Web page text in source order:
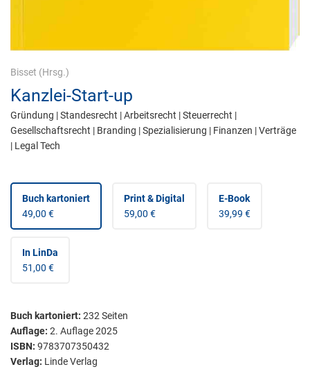
Bisset (Hrsg.)
Kanzlei-Start-up
Gründung | Standesrecht | Arbeitsrecht | Steuerrecht |
Gesellschaftsrecht | Branding | Spezialisierung | Finanzen | Verträge
| Legal Tech
Buch kartoniert
49,00 €
Print & Digital
59,00 €
E-Book
39,99 €
In LinDa
51,00 €
Buch kartoniert: 232 Seiten
Auflage: 2. Auflage 2025
ISBN: 9783707350432
Verlag: Linde Verlag